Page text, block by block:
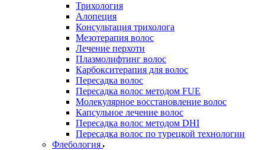
Трихология
Алопеция
Консультация трихолога
Мезотерапия волос
Лечение перхоти
Плазмолифтинг волос
Карбокситерапия для волос
Пересадка волос
Пересадка волос методом FUE
Молекулярное восстановление волос
Капсульное лечение волос
Пересадка волос методом DHI
Пересадка волос по турецкой технологии
Флебология